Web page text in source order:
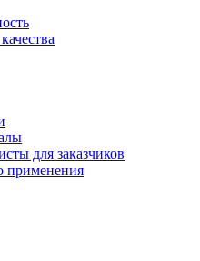
для заказчиков
применения